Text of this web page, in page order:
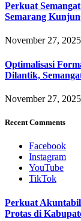
Perkuat
Semarang
November 27, 2025
Optimalisasi
Dilantik,
November 27, 2025
Recent Comments
Facebook
Instagram
YouTube
TikTok
Perkuat
Protas di